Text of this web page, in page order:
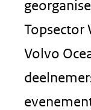
Topsector
Volvo